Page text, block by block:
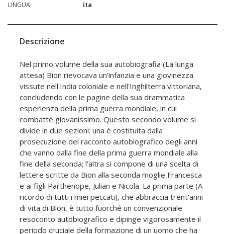
LINGUA
ita
Descrizione
Nel primo volume della sua autobiografia (La lunga
attesa) Bion rievocava un'infanzia e una giovinezza
vissute nell'India coloniale e nell'Inghilterra vittoriana,
concludendo con le pagine della sua drammatica
esperienza della prima guerra mondiale, in cui
combatté giovanissimo. Questo secondo volume si
divide in due sezioni: una è costituita dalla
prosecuzione del racconto autobiografico degli anni
che vanno dalla fine della prima guerra mondiale alla
fine della seconda; l'altra si compone di una scelta di
lettere scritte da Bion alla seconda moglie Francesca
e ai figli Parthenope, Julian e Nicola. La prima parte (A
ricordo di tutti i miei peccati), che abbraccia trent'anni
di vita di Bion, è tutto fuorché un convenzionale
resoconto autobiografico e dipinge vigorosamente il
periodo cruciale della formazione di un uomo che ha